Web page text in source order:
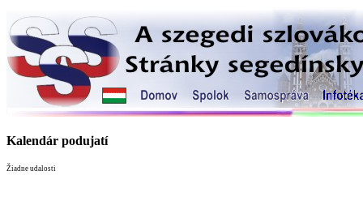
Kalendár podujatí
Žiadne udalosti